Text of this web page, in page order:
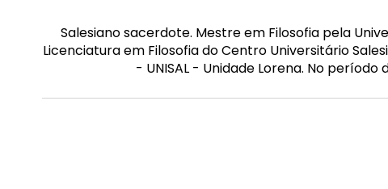
Salesiano sacerdote. Mestre em Filosofia pela
Licenciatura em Filosofia do Centro Universitário
- UNISAL - Unidade Lorena. No